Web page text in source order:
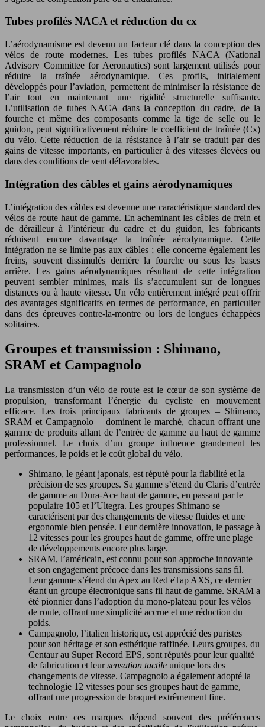
Tubes profilés NACA et réduction du cx
L’aérodynamisme est devenu un facteur clé dans la conception des
vélos de route modernes. Les tubes profilés NACA (National
Advisory Committee for Aeronautics) sont largement utilisés pour
réduire la traînée aérodynamique. Ces profils, initialement
développés pour l’aviation, permettent de minimiser la résistance de
l’air tout en maintenant une rigidité structurelle suffisante.
L’utilisation de tubes NACA dans la conception du cadre, de la
fourche et même des composants comme la tige de selle ou le
guidon, peut significativement réduire le coefficient de traînée (Cx)
du vélo. Cette réduction de la résistance à l’air se traduit par des
gains de vitesse importants, en particulier à des vitesses élevées ou
dans des conditions de vent défavorables.
Intégration des câbles et gains aérodynamiques
L’intégration des câbles est devenue une caractéristique standard des
vélos de route haut de gamme. En acheminant les câbles de frein et
de dérailleur à l’intérieur du cadre et du guidon, les fabricants
réduisent encore davantage la traînée aérodynamique. Cette
intégration ne se limite pas aux câbles ; elle concerne également les
freins, souvent dissimulés derrière la fourche ou sous les bases
arrière. Les gains aérodynamiques résultant de cette intégration
peuvent sembler minimes, mais ils s’accumulent sur de longues
distances ou à haute vitesse. Un vélo entièrement intégré peut offrir
des avantages significatifs en termes de performance, en particulier
dans des épreuves contre-la-montre ou lors de longues échappées
solitaires.
Groupes et transmission : Shimano,
SRAM et Campagnolo
La transmission d’un vélo de route est le cœur de son système de
propulsion, transformant l’énergie du cycliste en mouvement
efficace. Les trois principaux fabricants de groupes – Shimano,
SRAM et Campagnolo – dominent le marché, chacun offrant une
gamme de produits allant de l’entrée de gamme au haut de gamme
professionnel. Le choix d’un groupe influence grandement les
performances, le poids et le coût global du vélo.
Shimano, le géant japonais, est réputé pour la fiabilité et la
précision de ses groupes. Sa gamme s’étend du Claris d’entrée
de gamme au Dura-Ace haut de gamme, en passant par le
populaire 105 et l’Ultegra. Les groupes Shimano se
caractérisent par des changements de vitesse fluides et une
ergonomie bien pensée. Leur dernière innovation, le passage à
12 vitesses pour les groupes haut de gamme, offre une plage
de développements encore plus large.
SRAM, l’américain, est connu pour son approche innovante
et son engagement précoce dans les transmissions sans fil.
Leur gamme s’étend du Apex au Red eTap AXS, ce dernier
étant un groupe électronique sans fil haut de gamme. SRAM a
été pionnier dans l’adoption du mono-plateau pour les vélos
de route, offrant une simplicité accrue et une réduction du
poids.
Campagnolo, l’italien historique, est apprécié des puristes
pour son héritage et son esthétique raffinée. Leurs groupes, du
Centaur au Super Record EPS, sont réputés pour leur qualité
de fabrication et leursensation tactile unique lors des
changements de vitesse. Campagnolo a également adopté la
technologie 12 vitesses pour ses groupes haut de gamme,
offrant une progression de braquet extrêmement fine.
Le choix entre ces marques dépend souvent des préférences